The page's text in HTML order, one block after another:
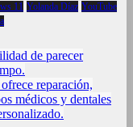
11 Yolanda Díaz YouTube
de parecer
reparación,
médicos y dentales